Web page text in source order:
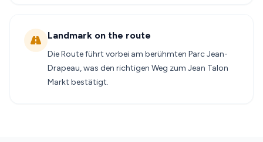
Landmark on the route
Die Route führt vorbei am berühmten Parc Jean-
Drapeau, was den richtigen Weg zum Jean Talon
Markt bestätigt.